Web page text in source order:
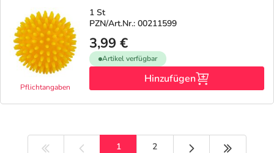
Pflichtangaben
1 St
PZN/Art.Nr.: 00211599
3,99 €
Artikel verfügbar
Hinzufügen
1 2 Nächste Seite